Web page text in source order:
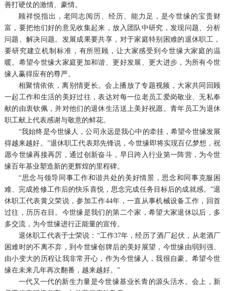
善打硬仗的激情、豪情。
顾祥悦指出，老同志阅历、经历、能力足，是今世缘的宝贵财
富，要把他们好的意见收集起来，放入团队中研究，发现问题、分析
问题、解决问题。发展成果要共享，对于家庭特别困难的退休职工，
要研究建立机制标准，有所照顾，让大家感受到今世缘大家庭的温
暖。希望今世缘大家庭更加和谐、更好发展、更大进步，为所有今世
缘人赢得应有的尊严。
相聚情依依，离别情更长。会上播放了专题视频，大家共同回顾
一起工作和生活的美好过往，表达对每一位老员工爱岗敬业、无私奉
献的由衷钦佩，并对他们的退休生活送上美好祝愿。青年员工为退休
职工献上代表感谢与敬意的鲜花。
“我始终是今世缘人，公司永远是我心中的牵挂，希望今世缘发展
得越来越好。”退休职工代表郑先锋说，今世缘即将实现百亿梦想，祝
愿今世缘再接再厉，通过创新奋斗，早日跨入行业第一阵营，为今世
缘百年基业塑造新的更辉煌的里程碑。
“思念与领导同事工作和谐共处的美好情景，思念和同事克服困
难、完成抢修工作后的快乐喜悦，思念完成任务目标后的成就感。”退
休职工代表黄义荣说，参加工作44年，一直从事机械设备工作，回首
过往，历历在目。今世缘是我们的第二个家，希望大家退休以后，多
多交流，为今世缘进行正能量的宣传。
退休职工代表于士荣说：“工作37年，经历了酒厂起伏，从老酒厂
困难时的不离不弃，到今世缘创牌后的美好展望，今世缘由弱到强、
由小变大的历程让我非常开心，作为今世缘人，我很自豪。希望今世
缘在未来几年再次翻番，越来越好。”
一代又一代的新生力量是今世缘基业长青的源头活水。会上，新